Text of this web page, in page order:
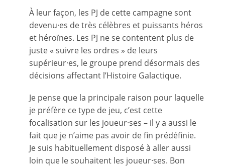
À leur façon, les PJ de cette campagne sont
devenu·es de très célèbres et puissants héros
et héroïnes. Les PJ ne se contentent plus de
juste « suivre les ordres » de leurs
supérieur·es, le groupe prend désormais des
décisions affectant l’Histoire Galactique.
Je pense que la principale raison pour laquelle
je préfère ce type de jeu, c’est cette
focalisation sur les joueur·ses – il y a aussi le
fait que je n’aime pas avoir de fin prédéfinie.
Je suis habituellement disposé à aller aussi
loin que le souhaitent les joueur·ses. Bon